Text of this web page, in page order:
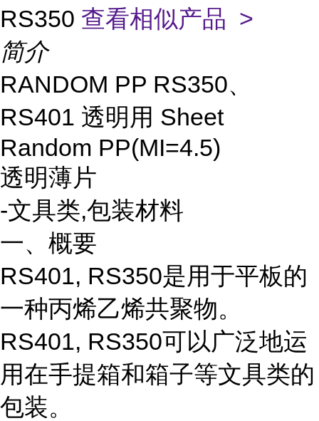
RS350 查看相似产品 >
简介
RANDOM PP RS350、
RS401 透明用 Sheet
Random PP(MI=4.5)
透明薄片
-文具类,包装材料
一、概要
RS401, RS350是用于平板的
一种丙烯乙烯共聚物。
RS401, RS350可以广泛地运
用在手提箱和箱子等文具类的
包装。